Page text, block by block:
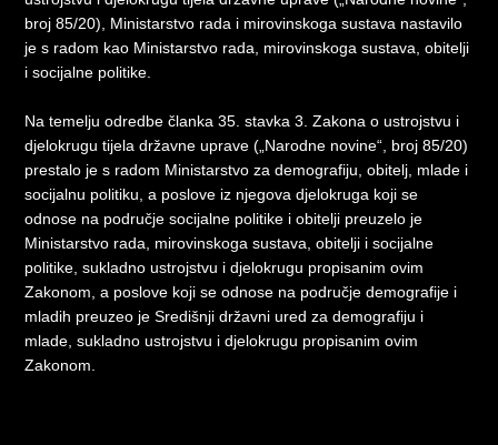
broj 85/20), Ministarstvo rada i mirovinskoga sustava nastavilo
je s radom kao Ministarstvo rada, mirovinskoga sustava, obitelji
i socijalne politike.
Na temelju odredbe članka 35. stavka 3. Zakona o ustrojstvu i
djelokrugu tijela državne uprave („Narodne novine“, broj 85/20)
prestalo je s radom Ministarstvo za demografiju, obitelj, mlade i
socijalnu politiku, a poslove iz njegova djelokruga koji se
odnose na područje socijalne politike i obitelji preuzelo je
Ministarstvo rada, mirovinskoga sustava, obitelji i socijalne
politike, sukladno ustrojstvu i djelokrugu propisanim ovim
Zakonom, a poslove koji se odnose na područje demografije i
mladih preuzeo je Središnji državni ured za demografiju i
mlade, sukladno ustrojstvu i djelokrugu propisanim ovim
Zakonom.